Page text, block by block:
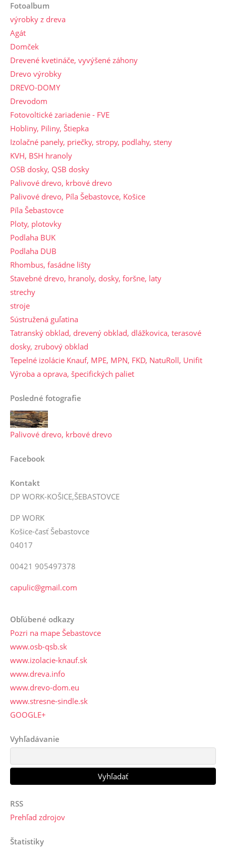
Fotoalbum
výrobky z dreva
Agát
Domček
Drevené kvetináče, vyvýšené záhony
Drevo výrobky
DREVO-DOMY
Drevodom
Fotovoltické zariadenie - FVE
Hobliny, Piliny, Štiepka
Izolačné panely, priečky, stropy, podlahy, steny
KVH, BSH hranoly
OSB dosky, QSB dosky
Palivové drevo, krbové drevo
Palivové drevo, Píla Šebastovce, Košice
Píla Šebastovce
Ploty, plotovky
Podlaha BUK
Podlaha DUB
Rhombus, fasádne lišty
Stavebné drevo, hranoly, dosky, foršne, laty
strechy
stroje
Sústružená guľatina
Tatranský obklad, drevený obklad, dlážkovica, terasové
dosky, zrubový obklad
Tepelné izolácie Knauf, MPE, MPN, FKD, NatuRoll, Unifit
Výroba a oprava, špecifických paliet
Posledné fotografie
Palivové drevo, krbové drevo
Facebook
Kontakt
DP WORK-KOŠICE,ŠEBASTOVCE
DP WORK
Košice-časť Šebastovce
04017
00421 905497378
capulic@gmail.com
Obľúbené odkazy
Pozri na mape Šebastovce
www.osb-qsb.sk
www.izolacie-knauf.sk
www.dreva.info
www.drevo-dom.eu
www.stresne-sindle.sk
GOOGLE+
Vyhľadávanie
RSS
Prehľad zdrojov
Štatistiky